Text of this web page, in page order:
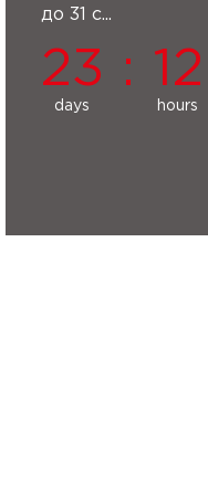
до 31 с...
23
days
: 12
hours